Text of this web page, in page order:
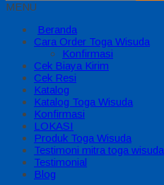
MENU
Beranda
Cara Order Toga Wisuda
Konfirmasi
Cek Biaya Kirim
Cek Resi
Katalog
Katalog Toga Wisuda
Konfirmasi
LOKASI
Produk Toga Wisuda
Testimoni mitra toga wisuda
Testimonial
Blog